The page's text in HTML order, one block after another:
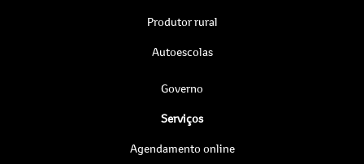
Produtor rural
Autoescolas
Governo
Serviços
Agendamento online